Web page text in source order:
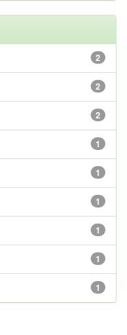
2
2
2
1
1
1
1
1
1